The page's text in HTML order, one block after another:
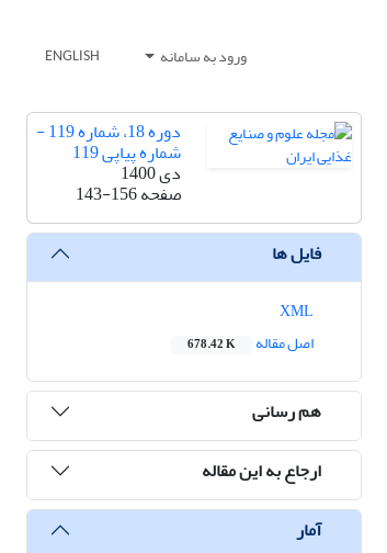
ورود به سامانه ENGLISH
دوره 18، شماره 119 -
شماره پیاپی 119
دی 1400
صفحه143-156
فایل ها
اصل مقاله
678.42 K
هم رسانی
ارجاع به این مقاله
آمار